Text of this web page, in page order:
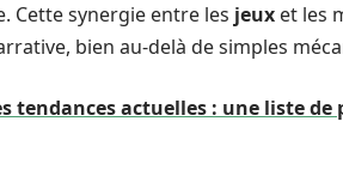
Cette synergie entre les jeux et les
bien au-delà de simples
tendances actuelles : une liste